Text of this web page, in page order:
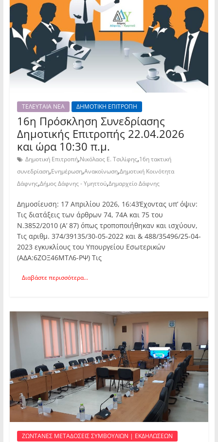
ΤΕΛΕΥΤΑΙΑ ΝΕΑ ΔΗΜΟΤΙΚΗ ΕΠΙΤΡΟΠΗ
16η Πρόσκληση Συνεδρίασης
Δημοτικής Επιτροπής 22.04.2026
και ώρα 10:30 π.μ.
Δημοτική Επιτροπή,Νικόλαος Ε. Τσιλίφης,16η τακτική
συνεδρίαση,Ενημέρωση,Ανακοίνωση,Δημοτική Κοινότητα
Δάφνης,Δήμος Δάφνης - Υμηττού,Δημαρχείο Δάφνης
Δημοσίευση: 17 Απριλίου 2026, 16:43Έχοντας υπ’ όψιν:
Τις διατάξεις των άρθρων 74, 74Α και 75 του
Ν.3852/2010 (Α’ 87) όπως τροποποιήθηκαν και ισχύουν,
Τις αριθμ. 374/39135/30-05-2022 και & 488/35496/25-04-
2023 εγκυκλίους του Υπουργείου Εσωτερικών
(ΑΔΑ:6ΖΟΞ46ΜΤΛ6-ΡΨ) Τις
Διαβάστε περισσότερα...
ΖΩΝΤΑΝΕΣ ΜΕΤΑΔΟΣΕΙΣ ΣΥΜΒΟΥΛΙΩΝ | ΕΚΔΗΛΩΣΕΩΝ